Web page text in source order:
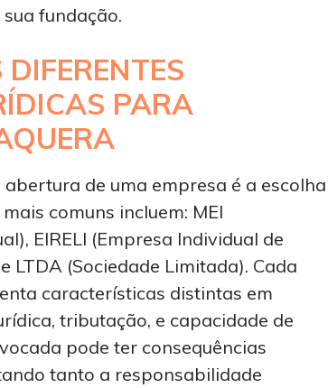
fundação.
PARA
de uma empresa é a escolha
comuns incluem: MEI
EIRELI (Empresa Individual de
LTDA (Sociedade Limitada). Cada
características distintas em
tributação, e capacidade de
pode ter consequências
tanto a responsabilidade